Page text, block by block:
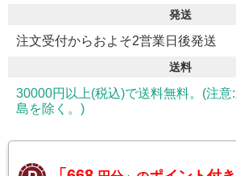
発送
注文受付からおよそ2営業日後発送
送料
30000円以上(税込)で送料無料。(注
島を除く。)